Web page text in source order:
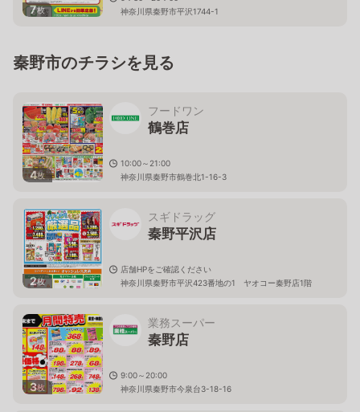
7枚
神奈川県秦野市平沢1744-1
秦野市のチラシを見る
4枚
フードワン
鶴巻店
10:00～21:00
神奈川県秦野市鶴巻北1-16-3
2枚
スギドラッグ
秦野平沢店
店舗HPをご確認ください
神奈川県秦野市平沢423番地の1 ヤオコー秦野店1階
3枚
業務スーパー
秦野店
9:00～20:00
神奈川県秦野市今泉台3-18-16